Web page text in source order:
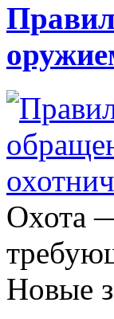
Охота
Новые